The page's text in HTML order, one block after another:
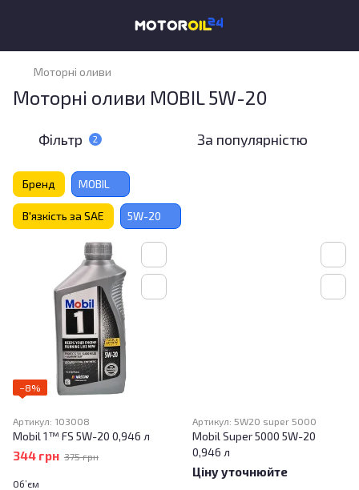
Моторні оливи
Моторні оливи MOBIL 5W-20
Фільтр 2 За популярністю
Бренд MOBIL
В'язкість за SAE 5W-20
−8%
Артикул: 103008
Mobil 1™ FS 5W-20 0,946 л
344 грн 375 грн
Об’єм
Артикул: 5W20 super 5000
Mobil Super 5000 5W-20
0,946 л
Ціну уточнюйте